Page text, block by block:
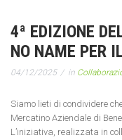
4ª EDIZIONE
NO NAME PER
04/12/2025 in
Siamo lieti di condividere
Mercatino Aziendale di
L’iniziativa, realizzata in